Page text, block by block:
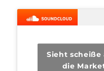
Sieht scheiße
die